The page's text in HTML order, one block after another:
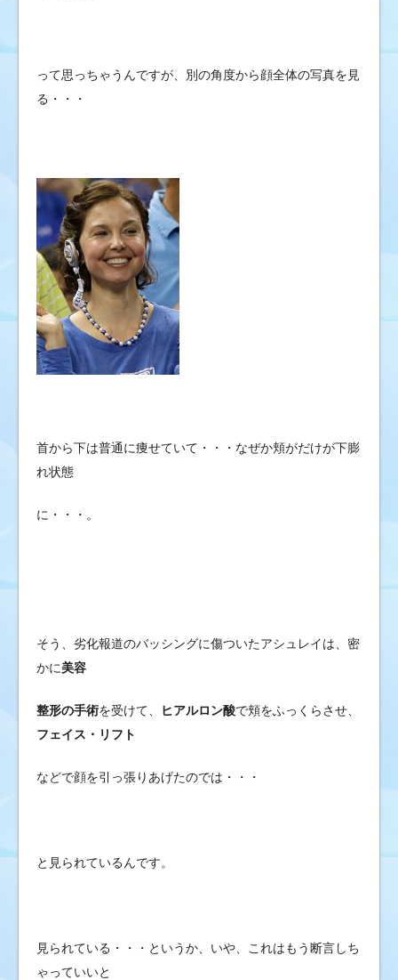
って思っちゃうんですが、別の角度から顔全体の写真を見
る・・・
首から下は普通に痩せていて・・・なぜか頬がだけが下膨
れ状態
に・・・。
そう、劣化報道のバッシングに傷ついたアシュレイは、密
かに美容
整形の手術を受けて、 ヒアルロン酸で頬をふっくらさせ、
フェイス・リフト
などで顔を引っ張りあげたのでは・・・
と見られているんです。
見られている・・・というか、いや、これはもう断言しち
ゃっていいと